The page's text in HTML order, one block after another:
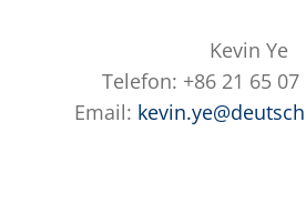
Kevin Ye
Telefon: +86 21 65 07
Email: